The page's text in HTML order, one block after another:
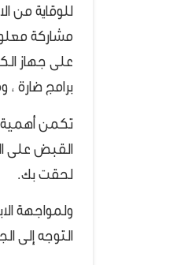
للوقاية من
مشاركة
على جهاز
برامج ضارة ،
تكمن أهمية
القبض على
لحقت بك.
ولمواجهة
التوجه إلى